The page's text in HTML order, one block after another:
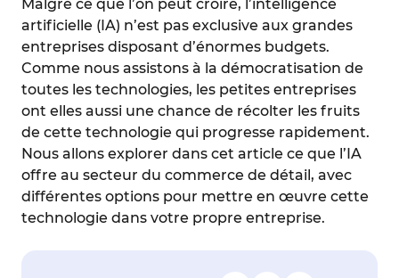
Malgré ce que l’on peut croire, l’intelligence
artificielle (IA) n’est pas exclusive aux grandes
entreprises disposant d’énormes budgets.
Comme nous assistons à la démocratisation de
toutes les technologies, les petites entreprises
ont elles aussi une chance de récolter les fruits
de cette technologie qui progresse rapidement.
Nous allons explorer dans cet article ce que l’IA
offre au secteur du commerce de détail, avec
différentes options pour mettre en œuvre cette
technologie dans votre propre entreprise.